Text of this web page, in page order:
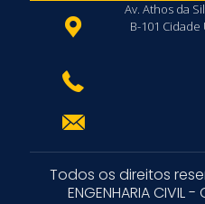
Av. Athos da
B-101 Cidade
Todos os direitos
ENGENHARIA CIVIL